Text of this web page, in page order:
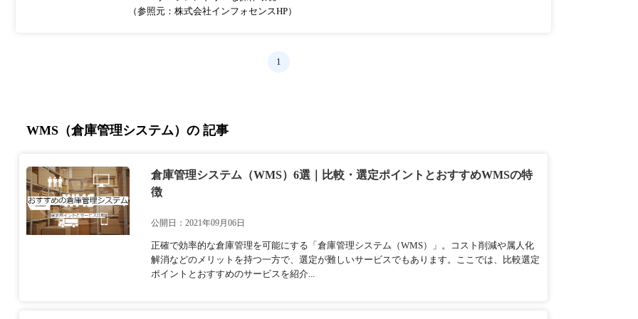
（参照元：株式会社インフォセンスHP）
1
WMS（倉庫管理システム）の 記事
倉庫管理システム（WMS）6選｜比較・選定ポイントとおすすめWMSの特
徴
公開日：2021年09月06日
正確で効率的な倉庫管理を可能にする「倉庫管理システム（WMS）」。コスト削減や属人化
解消などのメリットを持つ一方で、選定が難しいサービスでもあります。ここでは、比較選定
ポイントとおすすめのサービスを紹介...